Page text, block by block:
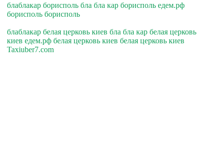
блаблакар борисполь бла бла кар борисполь едем.рф
борисполь борисполь
блаблакар белая церковь киев бла бла кар белая церковь
киев едем.рф белая церковь киев белая церковь киев
Taxiuber7.com